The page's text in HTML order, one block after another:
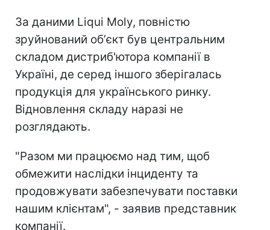
За даними Liqui Moly, повністю
зруйнований обʼєкт був центральним
складом дистриб'ютора компанії в
Україні, де серед іншого зберігалась
продукція для українського ринку.
Відновлення складу наразі не
розглядають.
"Разом ми працюємо над тим, щоб
обмежити наслідки інциденту та
продовжувати забезпечувати поставки
нашим клієнтам", - заявив представник
компанії.